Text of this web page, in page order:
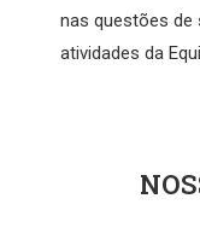
nas questões de
atividades da